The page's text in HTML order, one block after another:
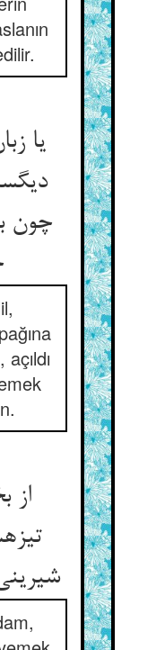
یا
چون
چه اباست
از
شیرینی ز سکباج ترش